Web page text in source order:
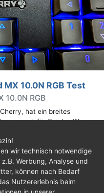
10.0N RGB Test
10.0N RGB
hat ein breites
auch für Spieler. Wir
und der CHERRY MX
|Datenschutz |
Haftungsausschluss
wir technisch notwendige
Werbung, Analyse und
können nach Bedarf
Nutzererlebnis beim